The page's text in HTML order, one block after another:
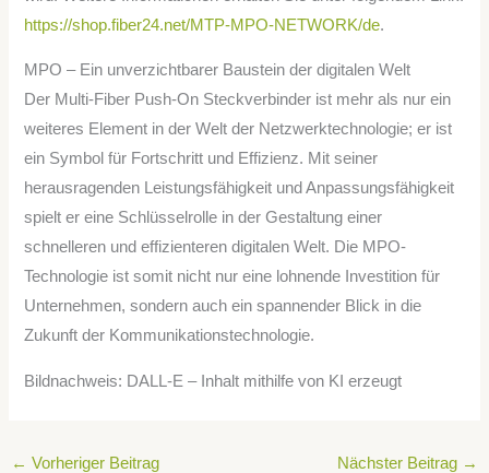
https://shop.fiber24.net/MTP-MPO-NETWORK/de.
MPO – Ein unverzichtbarer Baustein der digitalen Welt
Der Multi-Fiber Push-On Steckverbinder ist mehr als nur ein
weiteres Element in der Welt der Netzwerktechnologie; er ist
ein Symbol für Fortschritt und Effizienz. Mit seiner
herausragenden Leistungsfähigkeit und Anpassungsfähigkeit
spielt er eine Schlüsselrolle in der Gestaltung einer
schnelleren und effizienteren digitalen Welt. Die MPO-
Technologie ist somit nicht nur eine lohnende Investition für
Unternehmen, sondern auch ein spannender Blick in die
Zukunft der Kommunikationstechnologie.
Bildnachweis: DALL-E – Inhalt mithilfe von KI erzeugt
← Vorheriger Beitrag Nächster Beitrag →